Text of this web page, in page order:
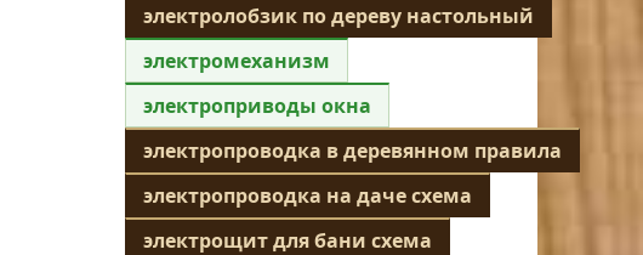
электролобзик по дереву настольный
электромеханизм
электроприводы окна
электропроводка в деревянном правила
электропроводка на даче схема
электрощит для бани схема